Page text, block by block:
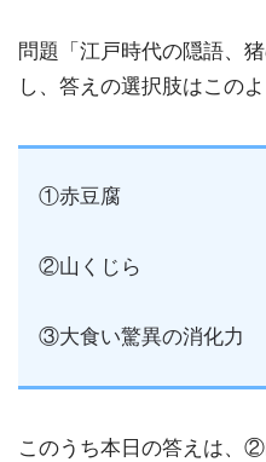
問題「江戸時代の隠語、
し、答えの選択肢はこの
①赤豆腐
②山くじら
③大食い驚異の消化力
このうち本日の答えは、